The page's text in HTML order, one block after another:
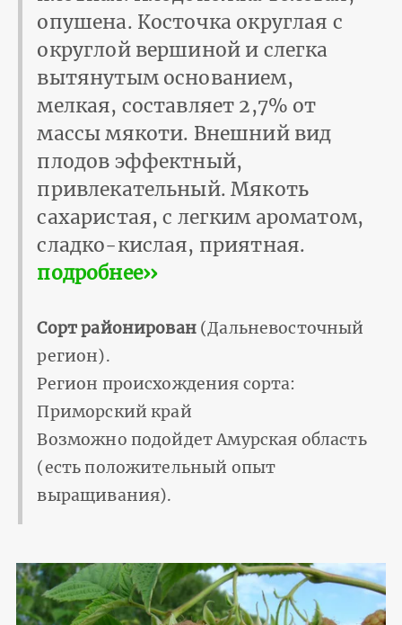
опушена. Косточка округлая с
округлой вершиной и слегка
вытянутым основанием,
мелкая, составляет 2,7% от
массы мякоти. Внеш­ний вид
плодов эффектный,
привлекательный. Мякоть
сахаристая, с легким ароматом,
сладко-кислая, приятная.
подробнее››
Сорт районирован(Дальневосточный
регион).
Регион происхождения сорта:
Приморский край
Возможно подойдет Амурская область
(есть положительный опыт
выращивания).